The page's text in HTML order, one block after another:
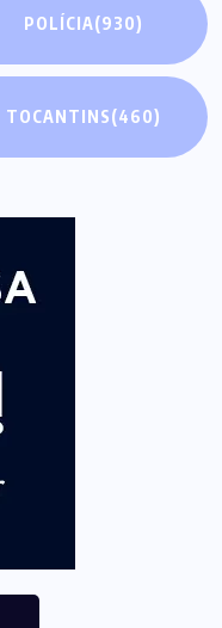
POLÍCIA(930)
TOCANTINS(460)